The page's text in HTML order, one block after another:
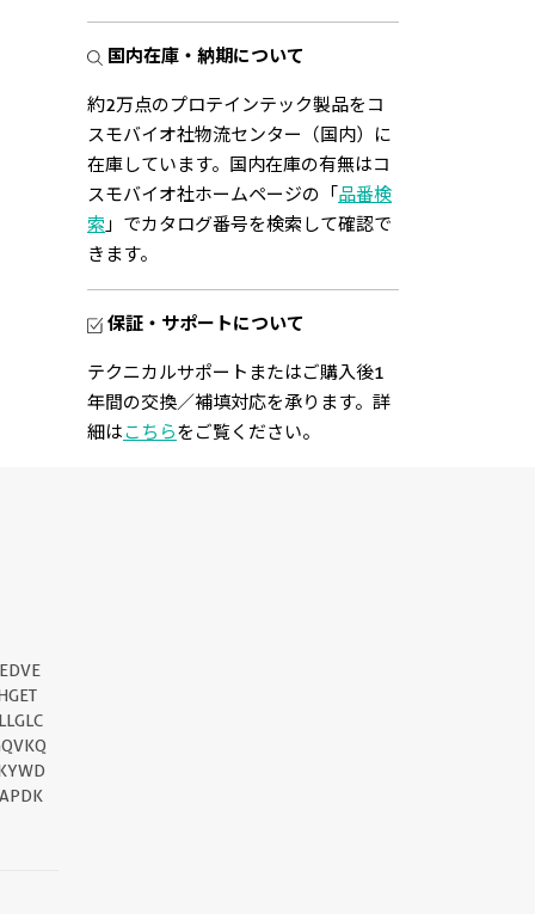
国内在庫・納期について
約2万点のプロテインテック製品をコ
スモバイオ社物流センター（国内）に
在庫しています。国内在庫の有無はコ
スモバイオ社ホームページの「 品番検
索 」でカタログ番号を検索して確認で
きます。
保証・サポートについて
テクニカルサポートまたはご購入後1
年間の交換／補填対応を承ります。詳
細はこちらをご覧ください。